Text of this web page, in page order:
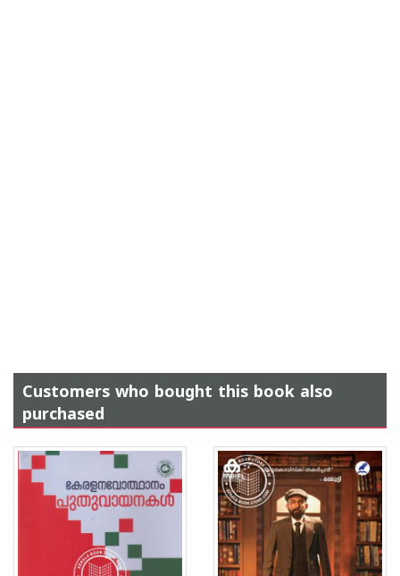
Customers who bought this book also
purchased